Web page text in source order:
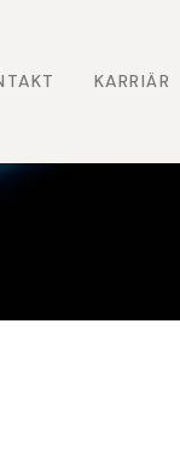
KARRIÄR